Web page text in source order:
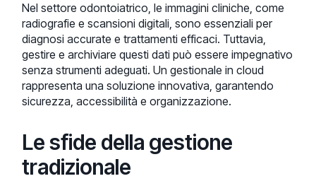
Nel settore odontoiatrico, le immagini cliniche, come
radiografie e scansioni digitali, sono essenziali per
diagnosi accurate e trattamenti efficaci. Tuttavia,
gestire e archiviare questi dati può essere impegnativo
senza strumenti adeguati. Un gestionale in cloud
rappresenta una soluzione innovativa, garantendo
sicurezza, accessibilità e organizzazione.
Le sfide della gestione
tradizionale